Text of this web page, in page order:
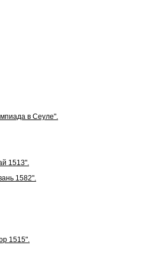
в Сеуле".
1513".
1582".
1515".